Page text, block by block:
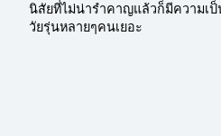
นิสัยที่ไม่น่ารำคาญแล้วก็มีความเป็
วัยรุ่นหลายๆคนเยอะ